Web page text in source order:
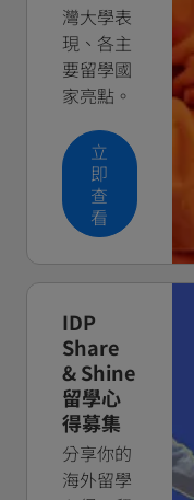
灣大學表
現、各主
要留學國
家亮點。
立
即
查
看
IDP
Share
& Shine
留學心
得募集
分享你的
海外留學